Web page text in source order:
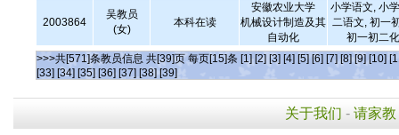
2003864
吴教员
(女)
本科在读
安徽农业大学
机械设计制造及其
自动化
小学语文, 小
二语文, 初一
初一初二
>>>共[571]条教员信息 共[39]页 每页[15]条 [1] [2] [3] [4] [5] [6] [7] [8] [9] [10]
[33] [34] [35] [36] [37] [38] [39]
关于我们 - 请家教